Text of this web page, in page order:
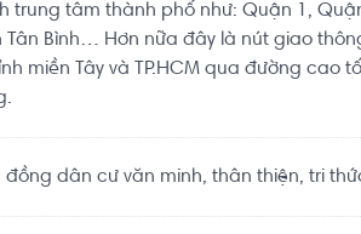
trung tâm thành phố như: Quận 1,
Tân Bình… Hơn nữa đây là nút giao
miền Tây và TP.HCM qua đường cao
đồng dân cư văn minh, thân thiện, tri